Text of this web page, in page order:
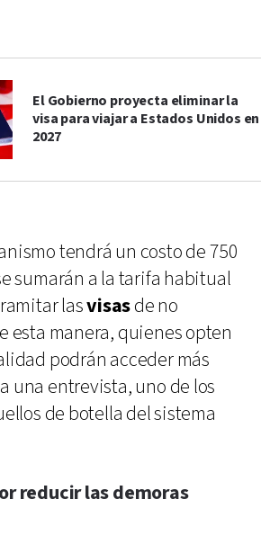
El Gobierno proyecta eliminar la
visa para viajar a Estados Unidos en
2027
tendrá un costo de 750
sumarán a la tarifa habitual
lasvisasde no
esta manera, quienes opten
podrán acceder más
una entrevista, uno de los
de botella del sistema
reducir las demoras